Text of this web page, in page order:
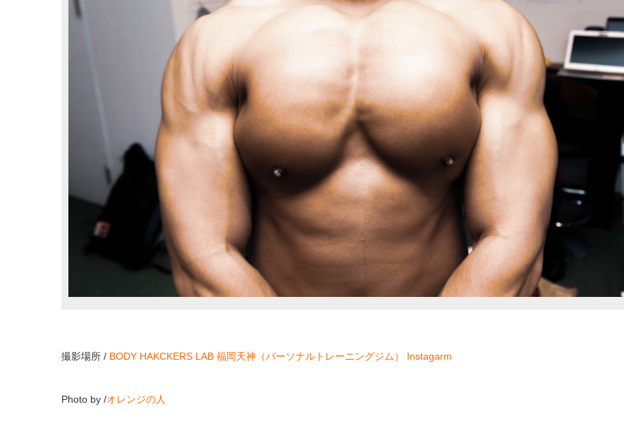
撮影場所 / BODY HAKCKERS LAB 福岡天神（パーソナルトレーニングジム） Instagarm
Photo by /オレンジの人